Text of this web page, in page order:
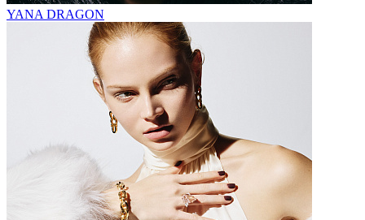
YANA DRAGON